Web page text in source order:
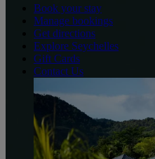
Book your stay
Manage bookings
Get directions
Explore Seychelles
Gift Cards
Contact Us